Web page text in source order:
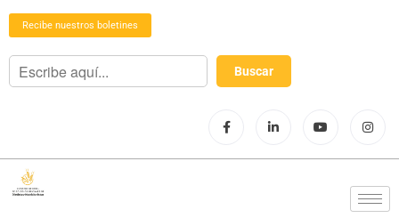
Recibe nuestros boletines